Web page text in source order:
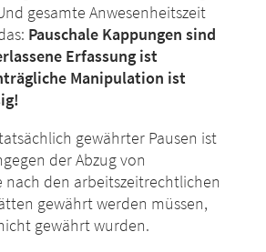
gesamte Anwesenheitszeit
Pauschale Kappungen sind
Erfassung ist
Manipulation ist
gewährter Pausen ist
der Abzug von
nach den arbeitszeitrechtlichen
gewährt werden müssen,
gewährt wurden.